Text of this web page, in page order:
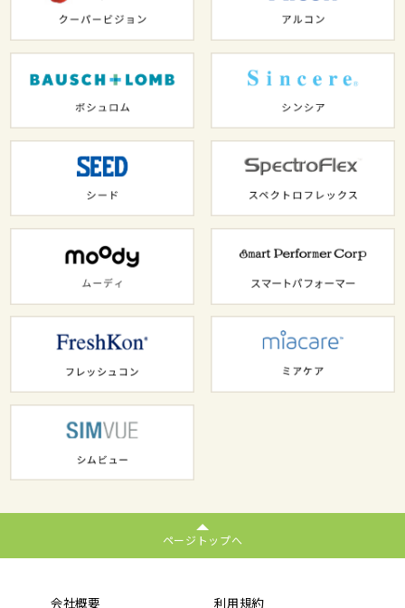
ページトップへ
会社概要 利用規約